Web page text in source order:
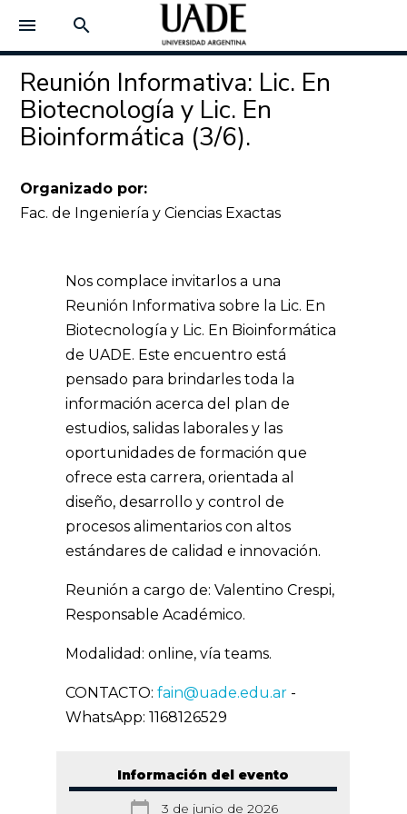
menu search
Reunión Informativa: Lic. En
Biotecnología y Lic. En
Bioinformática (3/6).
Organizado por:
Fac. de Ingeniería y Ciencias Exactas
Información del evento
calendar_today 3 de junio de 2026
Nos complace invitarlos a una
Reunión Informativa sobre la Lic. En
Biotecnología y Lic. En Bioinformática
de UADE. Este encuentro está
pensado para brindarles toda la
información acerca del plan de
estudios, salidas laborales y las
oportunidades de formación que
ofrece esta carrera, orientada al
diseño, desarrollo y control de
procesos alimentarios con altos
estándares de calidad e innovación.
Reunión a cargo de: Valentino Crespi,
Responsable Académico.
Modalidad: online, vía teams.
CONTACTO:fain@uade.edu.ar -
WhatsApp: 1168126529